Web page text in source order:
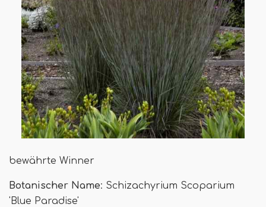
bewährte Winner
Botanischer Name: Schizachyrium Scoparium
'Blue Paradise'